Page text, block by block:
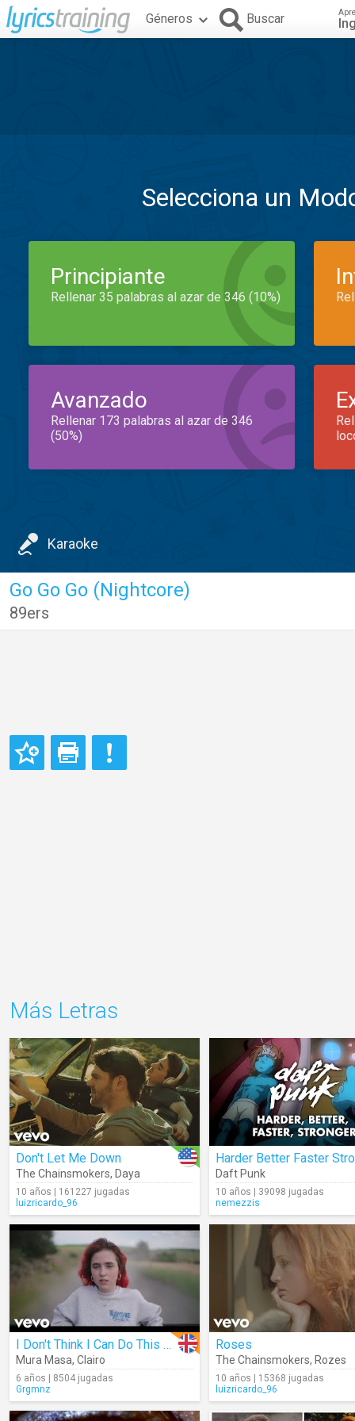
Géneros Buscar
Selecciona un
Principiante
Rellenar 35 palabras al azar de 346 (10%)
Avanzado
Rellenar 173 palabras al azar de 346
(50%)
Karaoke
Go Go Go (Nightcore)
89ers
Más Letras
Don't Let Me Down
The Chainsmokers, Daya
10 años | 161227 jugadas
luizricardo_96
Daft Punk
10 años | 39098 jugadas
nemezzis
I Don't Think I Can Do This Again
Mura Masa, Clairo
6 años | 8504 jugadas
Grgmnz
Roses
The Chainsmokers, Rozes
10 años | 15368 jugadas
luizricardo_96